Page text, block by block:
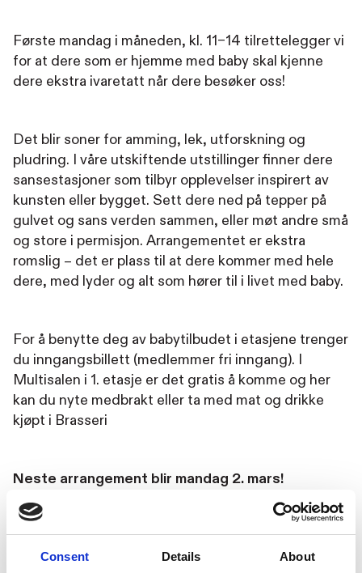
Consent Details About
Første mandag i måneden, kl. 11–14 tilrettelegger vi
for at dere som er hjemme med baby skal kjenne
dere ekstra ivaretatt når dere besøker oss!
Det blir soner for amming, lek, utforskning og
pludring. I våre utskiftende utstillinger finner dere
sansestasjoner som tilbyr opplevelser inspirert av
kunsten eller bygget. Sett dere ned på tepper på
gulvet og sans verden sammen, eller møt andre små
og store i permisjon. Arrangementet er ekstra
romslig – det er plass til at dere kommer med hele
dere, med lyder og alt som hører til i livet med baby.
For å benytte deg av babytilbudet i etasjene trenger
du inngangsbillett (medlemmer fri inngang). I
Multisalen i 1. etasje er det gratis å komme og her
kan du nyte medbrakt eller ta med mat og drikke
kjøpt i Brasseri
Neste arrangement blir mandag 2. mars!
Praktisk info: